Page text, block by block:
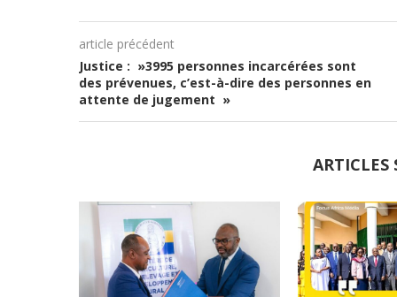
article précédent
Justice : »3995 personnes incarcérées sont
des prévenues, c’est-à-dire des personnes en
attente de jugement »
ARTICLES